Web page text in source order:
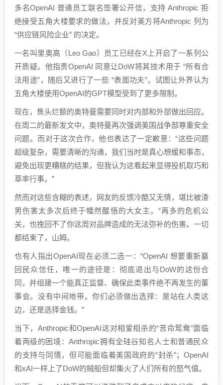
多名OpenAI 普通员工联名签署公开信，支持 Anthropic 拒
绝接受五角大楼要求的做法，并反对美方将Anthropic 列为
“供应链风险企业” 的决定。
一名叫里奥高（Leo Gao）员工已经在X上开启了一系列公
开质疑。他指责OpenAI 同意让DoW将其技术用于 “所有合
法用途”，随后又进行了一些 “表面功夫”，试图让外界认为
五角大楼使用OpenAI的GPT模型受到了更多限制。
现在，焦头烂额的奥特曼需要同时对内部和外部做出回应。
在周二的最新发文中，奥特曼再次强调美国战争部尊重安全
问题。而对于这次合作，他也表达了一定歉意：“这些问题
超级复杂，需要清晰的沟通，我们当时是真心想缓和事态，
避免出现更糟糕的结果，但我认为这看起来显得投机取巧和
草率行事。”
然而对这些含糊的表述，网友的反馈冷酷又无情，堪比被渣
男伤害太多次后终于幡然醒悟的大女主。“再多的危机公
关，也挽回不了你这周对品牌造成的无法弥补的伤害。一切
都结束了，山姆。
也有人指出OpenAI现在必须二选一：“OpenAI 想要重新赢
回民众信任，唯一的途径是：彻底退出与DoW的这份合
同，并组建一个能真正监督、确保此类事件绝不再发生的董
事会。没有中间地带。你们必须做出选择：是站在人类这
边，还是选择金钱。”
当下，Anthropic和OpenAI这对相爱相杀的“苦命鸳鸯”面临
着两级的困境：Anthropic拥有全硅谷知名人士和普通民众
的支持与同情，但可能面临着美国政府的“封杀”；OpenAI
和xAI一样上了DoW的贼船但却集火了人们所有的怒气值。